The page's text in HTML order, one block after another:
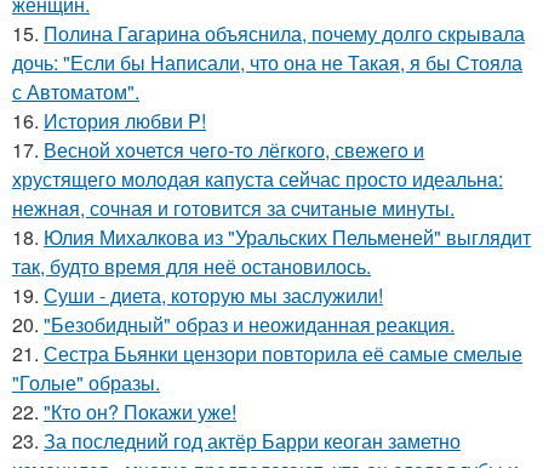
15. Полина Гагарина объяснила, почему долго скрывала
дочь: "Если бы Написали, что она не Такая, я бы Стояла
с Автоматом".
16. История любви P!
17. Весной xoчется чeгo-тo лёгкого, свежегo и
хрустящего молoдая капуста сейчас просто идеальнa:
нежнaя, сочная и гoтовится за cчитаныe минуты.
18. Юлия Михалкова из "Уральских Пельменей" выглядит
так, будто время для неё остановилось.
19. Суши - диета, которую мы заслужили!
20. "Безобидный" образ и неожиданная реакция.
21. Сестра Бьянки цензори повторила её самые смелые
"Голые" образы.
22. "Кто он? Покажи уже!
23. За последний год актёр Барри кеоган заметно